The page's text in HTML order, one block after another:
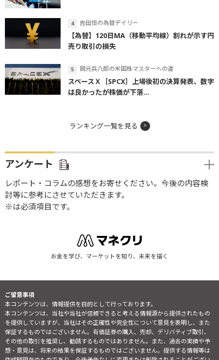
吉田恒の為替デイリー
【為替】120日MA（移動平均線）割れが示す円
売り取引の損失
岡元兵八郎の米国株マスターへの道
スペースＸ［SPCX］上場後初の決算発表、数字
は良かったが株価が下落...
ランキング一覧を見る
アンケート
レポート・コラムの感想をお寄せください。今後の内容検
討等に参考にさせていただきます。
※は必須項目です。
お金を学び、マーケットを知り、未来を描く
ご留意事項
本コンテンツは、情報提供を目的として行っております。
本コンテンツは、当社や当社が信頼できると考える情報源から提供されたもの
を提供していますが、当社はその正確性や完全性について意見を表明し、また
保証するものではございません。有価証券の購入、売却、デリバティブ取引、
その他の取引を推奨し、勧誘するものではありません。また、過去の実績や予
想・意見は、将来の結果を保証するものではございません。提供する情報等は